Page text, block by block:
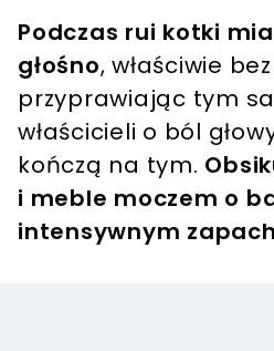
Podczas rui kotki
głośno, właściwie
przyprawiając tym
właścicieli o ból
kończą na tym.
i meble moczem o
intensywnym